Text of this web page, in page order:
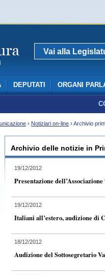
Vai alla
DEPUTATI ORGANI
› Notiziari on-line › Archivio
Archivio delle notizie in
19/12/2012
Presentazione
19/12/2012
Italiani all’estero, audizione di
18/12/2012
Audizione del Sottosegretario